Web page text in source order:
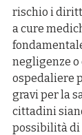
rischio i
a cure
negligenze
ospedaliere
gravi per la
cittadini
possibilità di